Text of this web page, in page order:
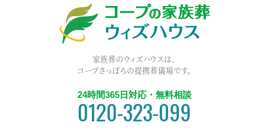
家族葬のウィズハウスは、
コープさっぽろの提携葬儀場です。
24時間365日対応・無料相談
0120-323-099